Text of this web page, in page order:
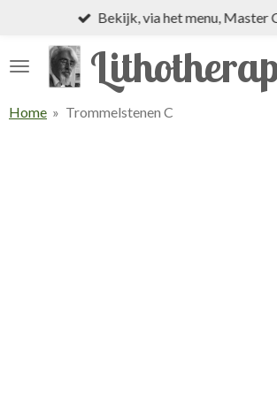
naar
Bekijk, via het menu, Master
Home » Trommelstenen C